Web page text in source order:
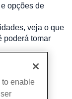
opções de
veja o que
poderá tomar
de URL
enable